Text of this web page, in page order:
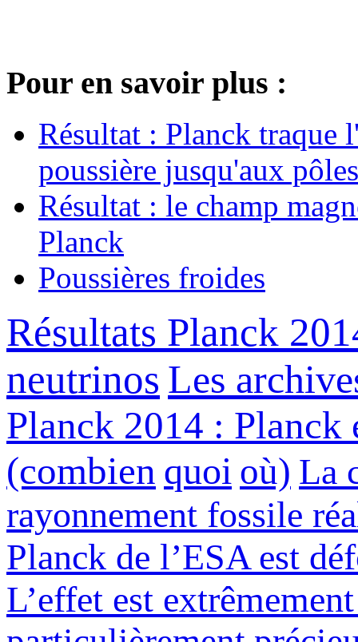
Pour en savoir plus :
Résultat : Planck traque
poussière jusqu'aux
Résultat : le champ
Planck
Poussières froides
Résultats Planck
neutrinos Les
Planck 2014 :
(combien quoi où) La
rayonnement fossile
Planck de l’ESA est
L’effet est